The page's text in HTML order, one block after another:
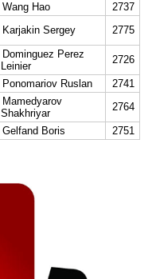
Wang Hao
2737
Karjakin Sergey 2775
Dominguez Perez
Leinier
2726
Ponomariov Ruslan
2741
Mamedyarov
Shakhriyar
2764
Gelfand Boris 2751